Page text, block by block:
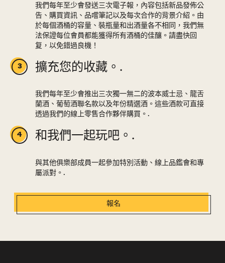
我們每年至少會發送三次電子報，內容包括新品發佈公
告、購買資訊、品嚐筆記以及每次合作的背景介紹。由
於每個酒桶的容量、裝瓶量和出酒量各不相同，我們無
法保證每位會員都能獲得所有酒桶的佳釀。請盡快回
复，以免錯過良機！
擴充您的收藏。.
我們每年至少會推出三次獨一無二的波本威士忌、龍舌
蘭酒、葡萄酒聯名款以及年份精選酒。這些酒款可直接
透過我們的線上零售合作夥伴購買。.
和我們一起玩吧。.
與其他俱樂部成員一起參加特別活動、線上品鑑會和專
屬派對。.
報名